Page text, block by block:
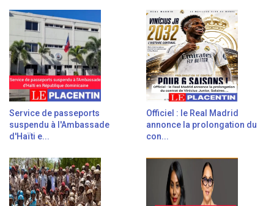
Service de passeports
suspendu à l'Ambassade
d'Haïti e...
Officiel : le Real Madrid
annonce la prolongation du
con...